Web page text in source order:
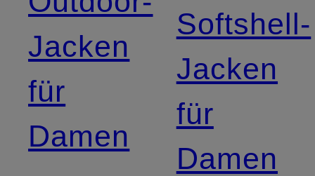
Jacken
für
Damen
Softshell-
Jacken
für
Damen